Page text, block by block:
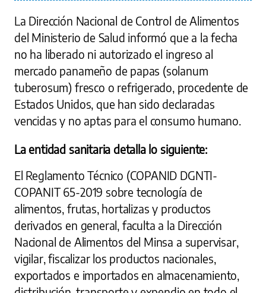
La Dirección Nacional de Control de Alimentos
del Ministerio de Salud informó que a la fecha
no ha liberado ni autorizado el ingreso al
mercado panameño de papas (solanum
tuberosum) fresco o refrigerado, procedente de
Estados Unidos, que han sido declaradas
vencidas y no aptas para el consumo humano.
La entidad sanitaria detalla lo siguiente:
El Reglamento Técnico (COPANID DGNTI-
COPANIT 65-2019 sobre tecnología de
alimentos, frutas, hortalizas y productos
derivados en general, faculta a la Dirección
Nacional de Alimentos del Minsa a supervisar,
vigilar, fiscalizar los productos nacionales,
exportados e importados en almacenamiento,